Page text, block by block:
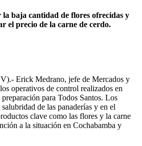
baja cantidad de flores ofrecidas y
el precio de la carne de cerdo.
Erick Medrano, jefe de Mercados y
operativos de control realizados en
para Todos Santos. Los
de las panaderías y en el
clave como las flores y la carne
a la situación en Cochabamba y